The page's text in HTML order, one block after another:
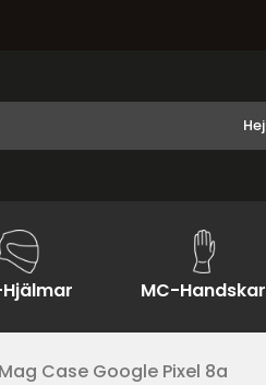
MC-Handskar
Case Google Pixel 8a